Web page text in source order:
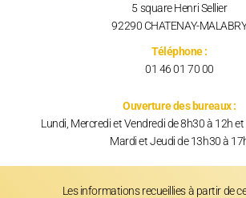
5 square Henri Sellier
92290 CHATENAY-
Téléphone :
01 46 01 70 00
Ouverture des bureaux :
Lundi, Mercredi et Vendredi de 8h30 à 12h
Mardi et Jeudi de 13h30 à
Les informations recueillies à partir de